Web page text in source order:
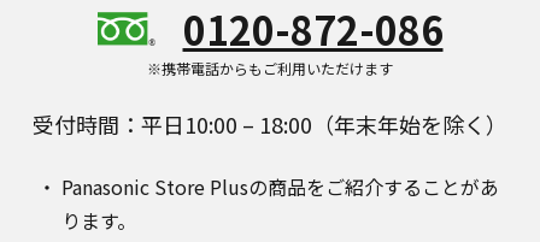
0120-872-086
※携帯電話からもご利用いただけます
受付時間：平日10:00 – 18:00（年末年始を除く）
Panasonic Store Plusの商品をご紹介することがあ
ります。